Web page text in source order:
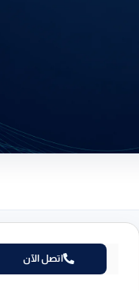
اتصل الآن